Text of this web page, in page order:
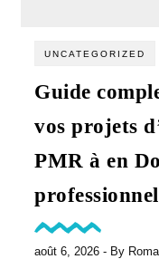
UNCATEGORIZED
Guide
vos projets
PMR à en
août 6, 2026 - By